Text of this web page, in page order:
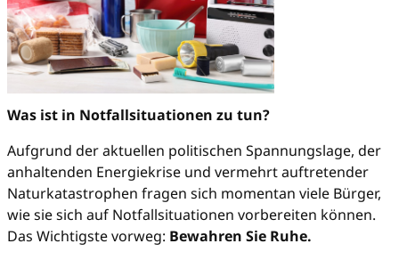
Was ist in Notfallsituationen zu tun?
Aufgrund der aktuellen politischen Spannungslage, der
anhaltenden Energiekrise und vermehrt auftretender
Naturkatastrophen fragen sich momentan viele Bürger,
wie sie sich auf Notfallsituationen vorbereiten können.
Das Wichtigste vorweg: Bewahren Sie Ruhe.